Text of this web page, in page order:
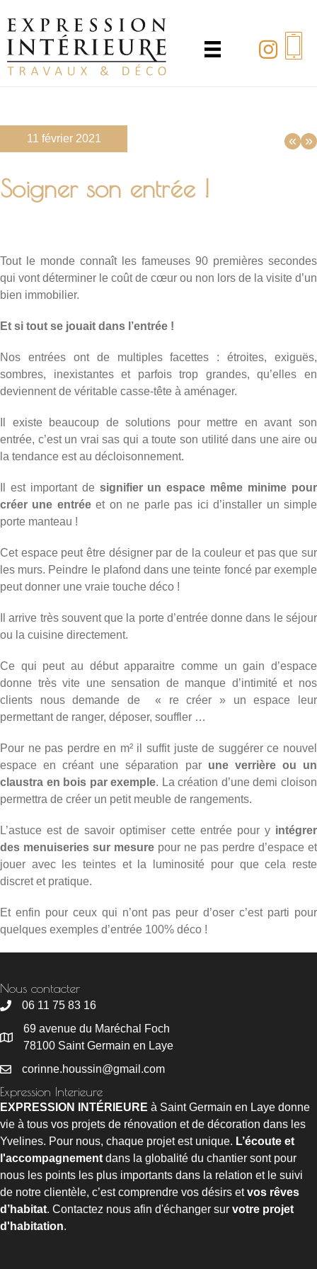
au
contenu
principal
« »
11 février 2021
Soigner son entrée !
Tout le monde connaît les fameuses 90 premières secondes
qui vont déterminer le coût de cœur ou non lors de la visite d’un
bien immobilier.
Et si tout se jouait dans l’entrée !
Nos entrées ont de multiples facettes : étroites, exiguës,
sombres, inexistantes et parfois trop grandes, qu’elles en
deviennent de véritable casse-tête à aménager.
Il existe beaucoup de solutions pour mettre en avant son
entrée, c’est un vrai sas qui a toute son utilité dans une aire ou
la tendance est au décloisonnement.
Il est important de signifier un espace même minime pour
créer une entréeet on ne parle pas ici d’installer un simple
porte manteau !
Cet espace peut être désigner par de la couleur et pas que sur
les murs. Peindre le plafond dans une teinte foncé par exemple
peut donner une vraie touche déco !
Il arrive très souvent que la porte d’entrée donne dans le séjour
ou la cuisine directement.
Ce qui peut au début apparaitre comme un gain d’espace
donne très vite une sensation de manque d’intimité et nos
clients nous demande de « re créer » un espace leur
permettant de ranger, déposer, souffler …
Pour ne pas perdre en m² il suffit juste de suggérer ce nouvel
espace en créant une séparation par une verrière ou un
claustra en bois par exemple. La création d’une demi cloison
permettra de créer un petit meuble de rangements.
L’astuce est de savoir optimiser cette entrée pour yintégrer
des menuiseries sur mesure pour ne pas perdre d’espace et
jouer avec les teintes et la luminosité pour que cela reste
discret et pratique.
Et enfin pour ceux qui n’ont pas peur d’oser c’est parti pour
quelques exemples d’entrée 100% déco !
Nous contacter
06 11 75 83 16
69 avenue du Maréchal Foch
78100 Saint Germain en Laye
corinne.houssin@gmail.com
Expression Interieure
EXPRESSION INTÉRIEURE à Saint Germain en Laye donne
vie à tous vos projets de rénovation et de décoration dans les
Yvelines. Pour nous, chaque projet est unique. L’écoute et
l'accompagnement dans la globalité du chantier sont pour
nous les points les plus importants dans la relation et le suivi
de notre clientèle, c’est comprendre vos désirs etvos rêves
d’habitat. Contactez nous afin d'échanger sur votre projet
d'habitation.